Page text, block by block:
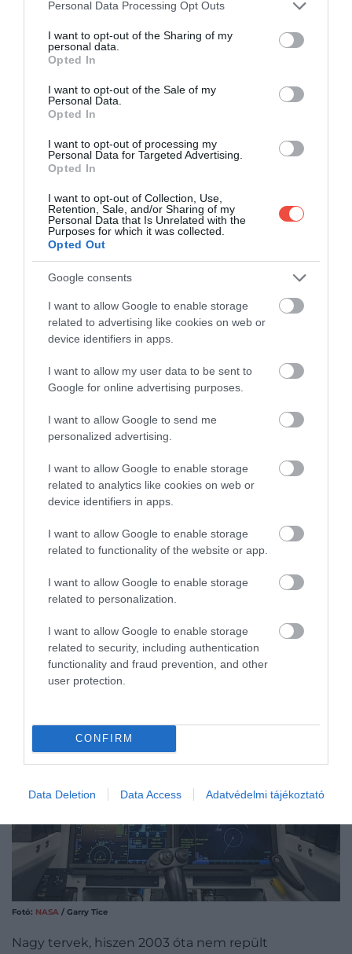
not limited to your visit or usage behaviour. You may click to
grant or deny consent to Google and its third-party tags to
use your data for below specified purposes in below Google
consent section.
Personal Data Processing Opt Outs
I want to opt-out of the Sharing of my
personal data.
Opted In
I want to opt-out of the Sale of my
Personal Data.
Opted In
I want to opt-out of processing my
Personal Data for Targeted Advertising.
Opted In
I want to opt-out of Collection, Use,
Retention, Sale, and/or Sharing of my
Personal Data that Is Unrelated with the
Purposes for which it was collected.
Opted Out
Google consents
I want to allow Google to enable storage
related to advertising like cookies on web or
device identifiers in apps.
I want to allow my user data to be sent to
Google for online advertising purposes.
I want to allow Google to send me
personalized advertising.
I want to allow Google to enable storage
related to analytics like cookies on web or
device identifiers in apps.
I want to allow Google to enable storage
related to functionality of the website or app.
I want to allow Google to enable storage
related to personalization.
I want to allow Google to enable storage
related to security, including authentication
functionality and fraud prevention, and other
user protection.
CONFIRM
Data Deletion Data Access Adatvédelmi tájékoztató
Az X-59-es elméletileg hangrobbanás nélkül lépi
majd át a hangsebességet, emellett a NASA
kifejlesztett egy külső és egy belső
kamerarendszert is,mivel a repülőnek nincsenek
monitorokon keresztül tájékozódnak majd.
a NASA annyit árult el, hogy a
repülőgép 30 méter hosszú és 9 méter széles,
keskenyedő orr található, ami az X-59-es hosszának
csaknem egyharmadát teszi ki, ami megtöri a
lökéshullámokat, így a szuperszonikus
repülőgépekre jellemző hangrobbanás sem
következik be.
Ezt olvastad már?
úttörői: a 10 legidősebb légitársaság
Fotó: NASA / Garry Tice
Nagy tervek, hiszen 2003 óta nem repült